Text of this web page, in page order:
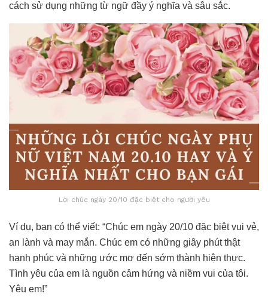
cách sử dụng những từ ngữ đầy ý nghĩa và sâu sắc.
Lời chúc ngày 20/10 đặc biệt cho người yêu
Ví dụ, bạn có thể viết: “Chúc em ngày 20/10 đặc biệt vui vẻ,
an lành và may mắn. Chúc em có những giây phút thật
hạnh phúc và những ước mơ đến sớm thành hiện thực.
Tình yêu của em là nguồn cảm hứng và niềm vui của tôi.
Yêu em!”